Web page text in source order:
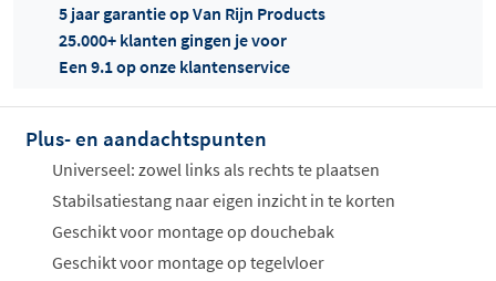
Offertes
ophalen...
5 jaar garantie op Van Rijn Products
25.000+ klanten gingen je voor
Een 9.1 op onze klantenservice
Plus- en aandachtspunten
Universeel: zowel links als rechts te plaatsen
Stabilsatiestang naar eigen inzicht in te korten
Geschikt voor montage op douchebak
Geschikt voor montage op tegelvloer